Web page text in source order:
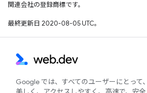
関連会社の登録商標です。
最終更新日 2020-08-05 UTC。
Google では、すべてのユーザーにとって、